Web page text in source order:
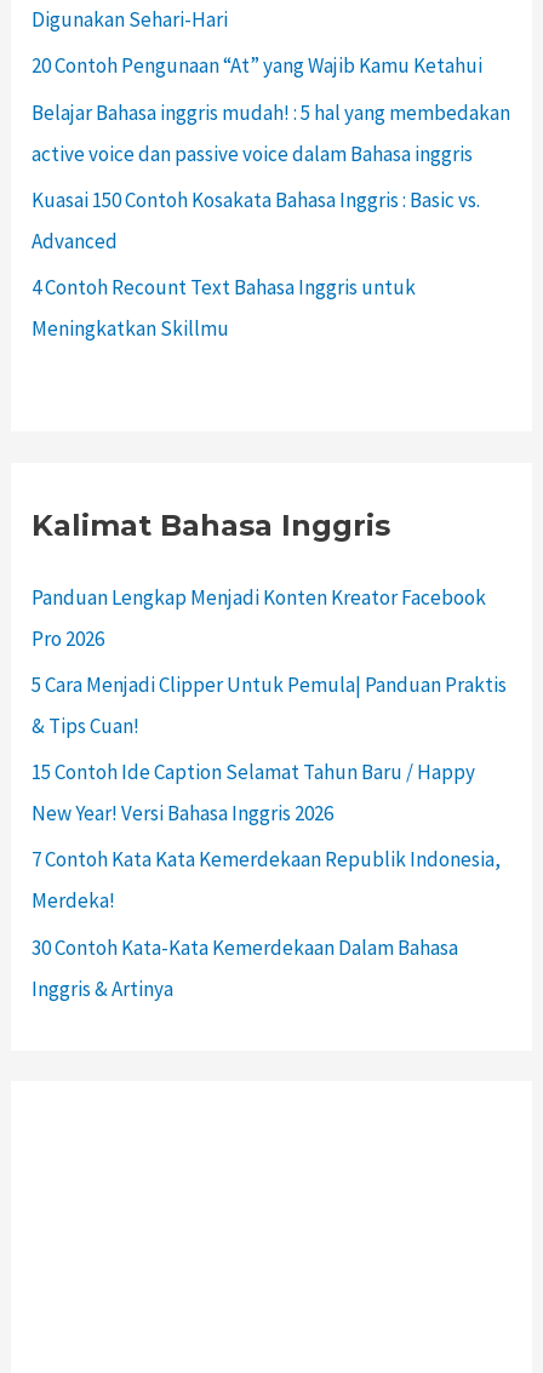
Digunakan Sehari-Hari
20 Contoh Pengunaan “At” yang Wajib Kamu Ketahui
Belajar Bahasa inggris mudah! : 5 hal yang membedakan
active voice dan passive voice dalam Bahasa inggris
Kuasai 150 Contoh Kosakata Bahasa Inggris : Basic vs.
Advanced
4 Contoh Recount Text Bahasa Inggris untuk
Meningkatkan Skillmu
Kalimat Bahasa Inggris
Panduan Lengkap Menjadi Konten Kreator Facebook
Pro 2026
5 Cara Menjadi Clipper Untuk Pemula| Panduan Praktis
& Tips Cuan!
15 Contoh Ide Caption Selamat Tahun Baru / Happy
New Year! Versi Bahasa Inggris 2026
7 Contoh Kata Kata Kemerdekaan Republik Indonesia,
Merdeka!
30 Contoh Kata-Kata Kemerdekaan Dalam Bahasa
Inggris & Artinya